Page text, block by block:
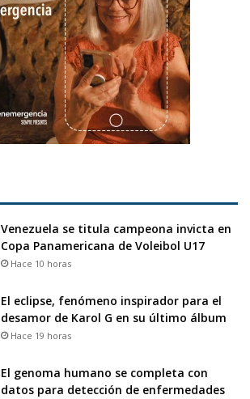
Venezuela se titula campeona invicta en
Copa Panamericana de Voleibol U17
Hace 10 horas
El eclipse, fenómeno inspirador para el
desamor de Karol G en su último álbum
Hace 19 horas
El genoma humano se completa con
datos para detección de enfermedades